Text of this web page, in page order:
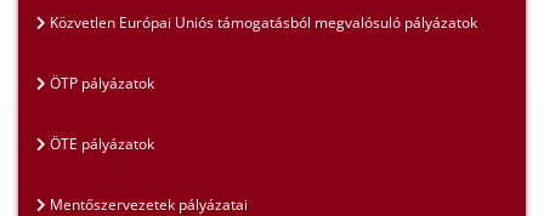
Közvetlen Európai Uniós támogatásból megvalósuló pályázatok
ÖTP pályázatok
ÖTE pályázatok
Mentőszervezetek pályázatai